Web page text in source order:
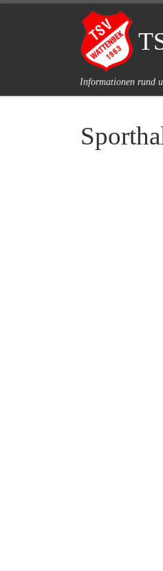
Zum Inhalt springen
Informationen rund